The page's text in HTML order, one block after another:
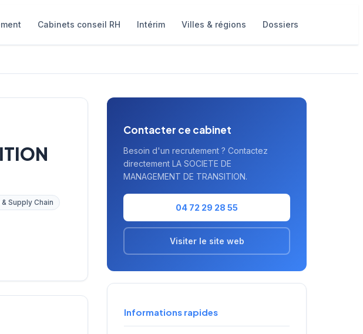
Cabinets conseil RH Intérim Villes & régions Dossiers
Supply Chain
Contacter ce cabinet
Besoin d'un recrutement ? Contactez
directement LA SOCIETE DE
MANAGEMENT DE TRANSITION.
04 72 29 28 55
Visiter le site web
Informations rapides